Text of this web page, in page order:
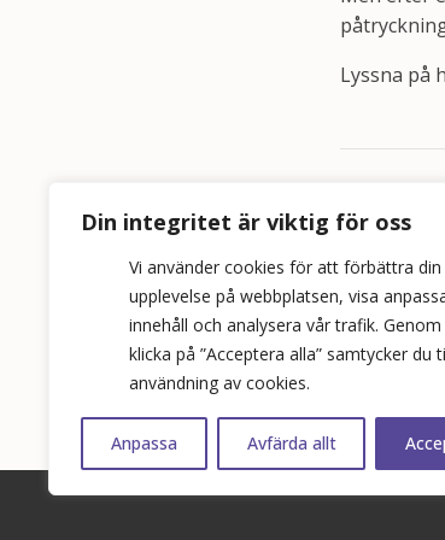
Din integritet är viktig för oss
Vi använder cookies för att förbättra din
upplevelse på webbplatsen, visa
innehåll och analysera vår trafik.
klicka på ”Acceptera alla” samtycker du
användning av cookies.
Anpassa Avfärda allt
Lyssna på